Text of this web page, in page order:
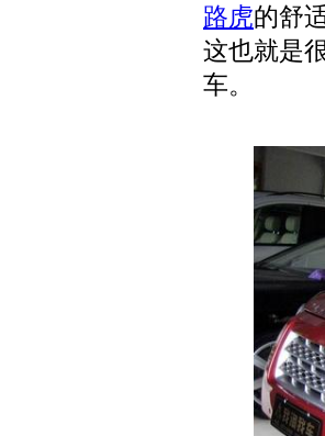
路虎的舒
这也就是
车。